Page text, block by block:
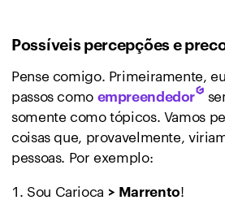
Possíveis percepções e
Pense comigo. Primeiramente,
passos como empreendedor
somente como tópicos. Vamos
coisas que, provavelmente,
pessoas. Por exemplo:
Sou Carioca > Marrento!